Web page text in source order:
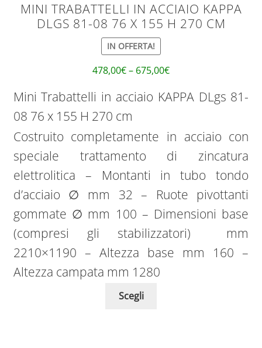
MINI TRABATTELLI IN ACCIAIO KAPPA
DLGS 81-08 76 X 155 H 270 CM
IN OFFERTA!
478,00€– 675,00€
Mini Trabattelli in acciaio KAPPA DLgs 81-
08 76 x 155 H 270 cm
Costruito completamente in acciaio con
speciale trattamento di zincatura
elettrolitica – Montanti in tubo tondo
d’acciaio ∅ mm 32 – Ruote pivottanti
gommate ∅ mm 100 – Dimensioni base
(compresi gli stabilizzatori) mm
2210×1190 – Altezza base mm 160 –
Altezza campata mm 1280
Scegli